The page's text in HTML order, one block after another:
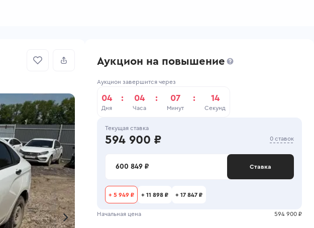
Аукцион на повышение
Аукцион завершится через
04
Дня
: 04
Часа
: 07
Минут
: 14
Секунд
Текущая ставка
594 900 ₽ 0 ставок
600 849 ₽ Ставка
+ 5 949 ₽ + 11 898 ₽ + 17 847 ₽
Начальная цена 594 900 ₽